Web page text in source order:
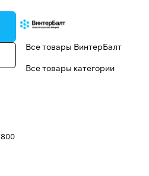
800
Все товары ВинтерБалт
Все товары категории